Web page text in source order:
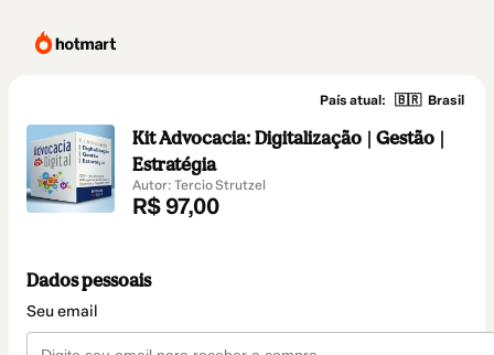
País atual: 🇧🇷 Brasil
Kit Advocacia: Digitalização | Gestão |
Estratégia
Autor: Tercio Strutzel
R$ 97,00
Dados pessoais
Seu email